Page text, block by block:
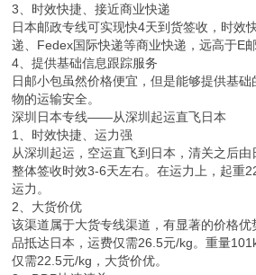
3、时效快捷、接近商业快递
日本邮政专线可实现快4天到货签收，时效
递、Fedex国际快递等商业快递，远高于E
4、提供基础信息跟踪服务
日邮小包虽然价格便宜，但是能够提供基
物的运输安全。
深圳日本专线——从深圳起运直飞日本
1、时效快捷、运力强
从深圳起运，空运直飞到日本，清关之后由
整体签收时效3-6天左右。在运力上，起重
运力。
2、大货价优
该渠道属于大货专线渠道，有显著的价格
品抵达日本，运费仅需26.5元/kg。重量
仅需22.5元/kg，大货价优。